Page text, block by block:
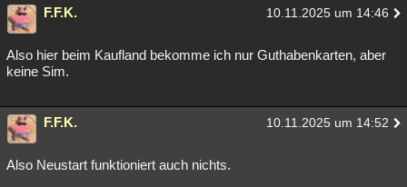
F.F.K. 10.11.2025 um 14:46
Also hier beim Kaufland bekomme ich nur Guthabenkarten, aber
keine Sim.
F.F.K. 10.11.2025 um 14:52
Also Neustart funktioniert auch nichts.